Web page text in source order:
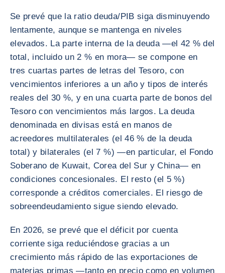
Se prevé que la ratio deuda/PIB siga disminuyendo
lentamente, aunque se mantenga en niveles
elevados. La parte interna de la deuda —el 42 % del
total, incluido un 2 % en mora— se compone en
tres cuartas partes de letras del Tesoro, con
vencimientos inferiores a un año y tipos de interés
reales del 30 %, y en una cuarta parte de bonos del
Tesoro con vencimientos más largos. La deuda
denominada en divisas está en manos de
acreedores multilaterales (el 46 % de la deuda
total) y bilaterales (el 7 %) —en particular, el Fondo
Soberano de Kuwait, Corea del Sur y China— en
condiciones concesionales. El resto (el 5 %)
corresponde a créditos comerciales. El riesgo de
sobreendeudamiento sigue siendo elevado.
En 2026, se prevé que el déficit por cuenta
corriente siga reduciéndose gracias a un
crecimiento más rápido de las exportaciones de
materias primas —tanto en precio como en volumen